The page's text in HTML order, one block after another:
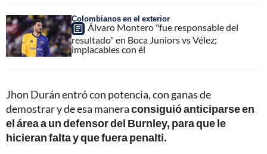
Colombianos en el exterior
Álvaro Montero "fue responsable del
resultado" en Boca Juniors vs Vélez;
implacables con él
Jhon Durán entró con potencia, con ganas de
demostrar y de esa maneraconsiguió anticiparse en
el área a un defensor del Burnley, para que le
hicieran falta y que fuera penalti.